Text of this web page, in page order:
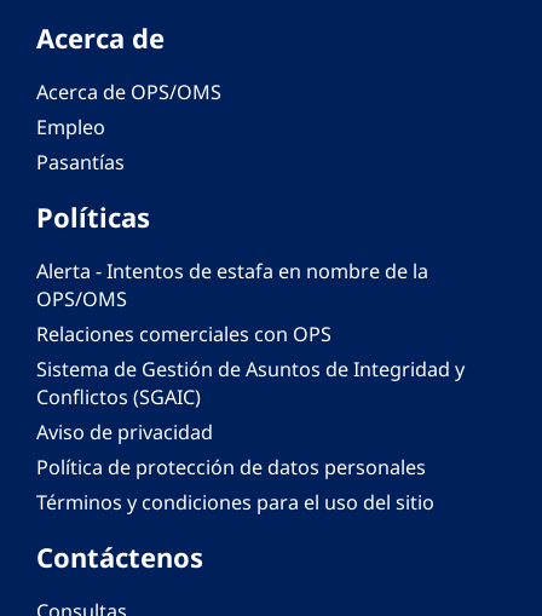
Acerca de
Acerca de OPS/OMS
Empleo
Pasantías
Políticas
Alerta - Intentos de estafa en nombre de la
OPS/OMS
Relaciones comerciales con OPS
Sistema de Gestión de Asuntos de Integridad y
Conflictos (SGAIC)
Aviso de privacidad
Política de protección de datos personales
Términos y condiciones para el uso del sitio
Contáctenos